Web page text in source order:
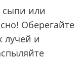
сыпи или
Оберегайте
лучей и